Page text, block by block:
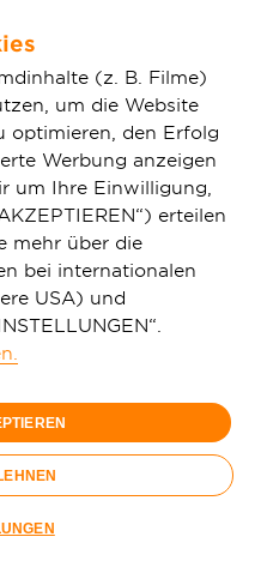
verlängert
(z. B. Filme)
um die Website
optimieren, den Erfolg
Werbung anzeigen
um Ihre Einwilligung,
erteilen
mehr über die
bei internationalen
USA) und